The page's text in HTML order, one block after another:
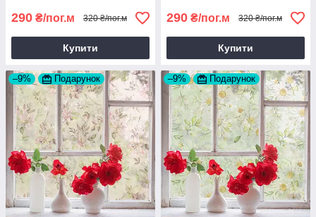
290 ₴/пог.м 320 ₴/пог.м
Купити
290 ₴/пог.м 320 ₴/пог.м
Купити
–9% Подарунок –9% Подарунок